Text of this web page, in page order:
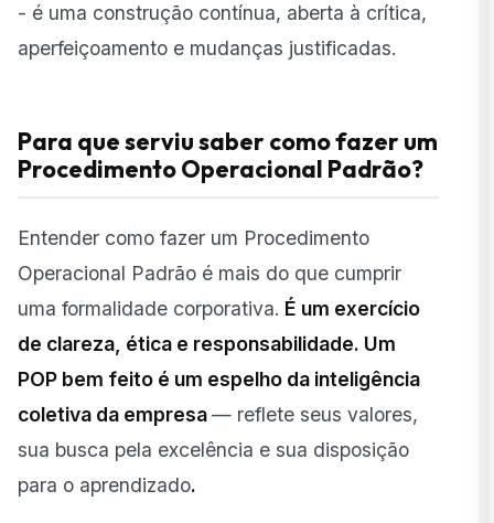
- é uma construção contínua, aberta à crítica,
aperfeiçoamento e mudanças justificadas.
Para que serviu saber como fazer um
Procedimento Operacional Padrão?
Entender como fazer um Procedimento
Operacional Padrão é mais do que cumprir
uma formalidade corporativa. É um exercício
de clareza, ética e responsabilidade. Um
POP bem feito é um espelho da inteligência
coletiva da empresa— reflete seus valores,
sua busca pela excelência e sua disposição
para o aprendizado.